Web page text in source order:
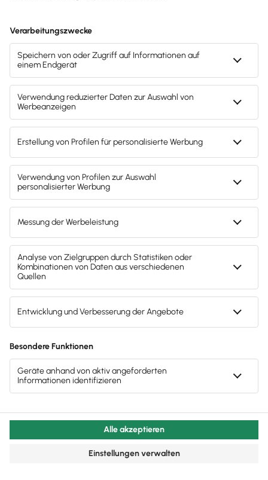
Gesetzliche Pflicht und steuerrechtliche
Vorschriften zur revisionssicheren Archivierung
von E-Mails
sich aus verschiedenen Vorschriften ergeben. Diese
geltennicht alternativ, sondern kumulativ. Je nach
Fall können daher mehrere Vorschriften
Rechtsformdes Unternehmens
Tätigkeitsbereich
Inhalt der E-Mail
anzuwendende Vorschriften
Das deutsche Steuerrecht
Das deutsche Steuerrecht beinhaltet wichtige
Vorschriften über dierevisionssichere E-Mail-
mehr Unternehmen (z. B. auch Freiberufler).